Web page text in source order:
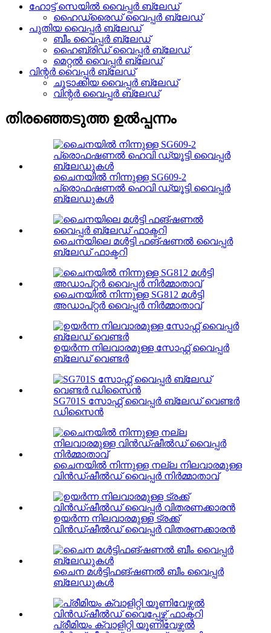
ഹോട്ട് സെയിൽ വൈപ്പർ ബ്ലേഡ്
ഹൈഡ്രൈഡ് വൈപ്പർ ബ്ലേഡ്
പുതിയ വൈപ്പർ ബ്ലേഡ്
ബീം വൈപ്പർ ബ്ലേഡ്
ഹൈബ്രിഡ് വൈപ്പർ ബ്ലേഡ്
മെറ്റൽ വൈപ്പർ ബ്ലേഡ്
വിന്റർ വൈപ്പർ ബ്ലേഡ്
ചൂടാക്കിയ വൈപ്പർ ബ്ലേഡ്
വിന്റർ വൈപ്പർ ബ്ലേഡ്
തിരഞ്ഞെടുത്ത ഉൽപ്പന്നം
ചൈനയിൽ നിന്നുള്ള SG609-2
പ്രൊഫഷണൽ ഹെവി ഡ്യൂട്ടി വൈപ്പർ
ബ്ലേഡുകൾ
ചൈനയിലെ മൾട്ടി ഫങ്ഷണൽ വൈപ്പർ
ബ്ലേഡ് ഫാക്ടറി
ചൈനയിൽ നിന്നുള്ള SG812 മൾട്ടി
അഡാപ്റ്റർ വൈപ്പർ നിർമ്മാതാവ്
ഉയർന്ന നിലവാരമുള്ള സോഫ്റ്റ് വൈപ്പർ
ബ്ലേഡ് വെണ്ടർ
SG701S സോഫ്റ്റ് വൈപ്പർ ബ്ലേഡ് വെണ്ടർ
ഡിസൈൻ
ചൈനയിൽ നിന്നുള്ള നല്ല നിലവാരമുള്ള
വിൻഡ്ഷീൽഡ് വൈപ്പർ നിർമ്മാതാവ്
ഉയർന്ന നിലവാരമുള്ള ട്രക്ക്
വിൻഡ്ഷീൽഡ് വൈപ്പർ വിതരണക്കാരൻ
ചൈന മൾട്ടിഫങ്ഷണൽ ബീം വൈപ്പർ
ബ്ലേഡുകൾ
പ്രീമിയം ക്വാളിറ്റി യൂണിവേഴ്സൽ